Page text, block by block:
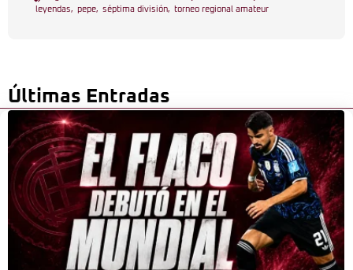
leyendas, pepe, séptima división, torneo regional amateur
Últimas Entradas